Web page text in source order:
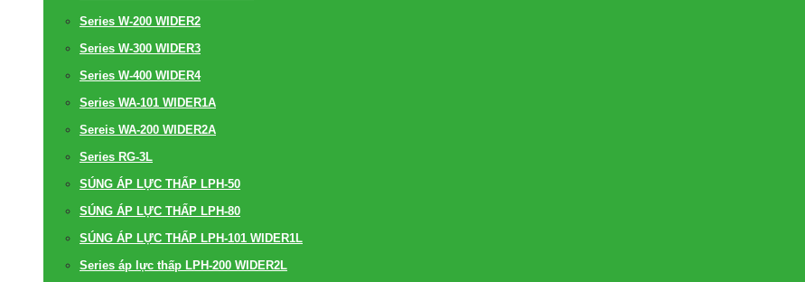
Series W-200 WIDER2
Series W-300 WIDER3
Series W-400 WIDER4
Series WA-101 WIDER1A
Sereis WA-200 WIDER2A
Series RG-3L
SÚNG ÁP LỰC THẤP LPH-50
SÚNG ÁP LỰC THẤP LPH-80
SÚNG ÁP LỰC THẤP LPH-101 WIDER1L
Series áp lực thấp LPH-200 WIDER2L